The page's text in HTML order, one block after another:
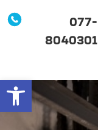
פתח
077-
8040301